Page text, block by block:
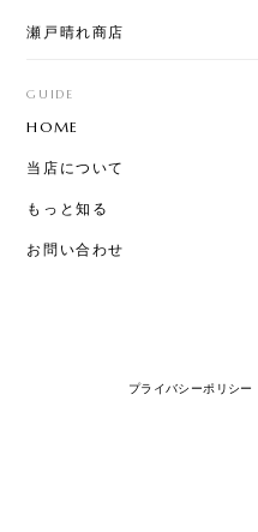
瀬戸晴れ商店
GUIDE
HOME
当店について
もっと知る
お問い合わせ
プライバシーポリシー